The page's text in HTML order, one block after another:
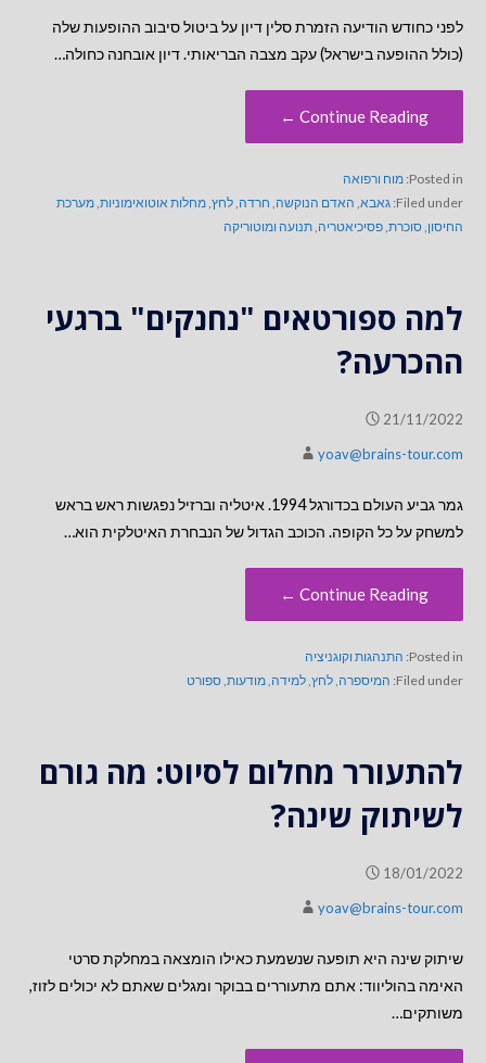
לפני כחודש הודיעה הזמרת סלין דיון על ביטול סיבוב ההופעות שלה
(כולל ההופעה בישראל) עקב מצבה הבריאותי. דיון אובחנה כחולה…
Continue Reading ←
Posted in: מוח ורפואה
Filed under: גאבא, האדם הנוקשה חרדה לחץ, מחלות אוטואימוניות, מערכת
החיסון סוכרת, פסיכיאטריה תנועה ומוטוריקה
למה ספורטאים "נחנקים" ברגעי
ההכרעה?
21/11/2022
yoav@brains-tour.com
גמר גביע העולם בכדורגל 1994. איטליה וברזיל נפגשות ראש בראש
למשחק על כל הקופה. הכוכב הגדול של הנבחרת האיטלקית הוא…
Continue Reading ←
Posted in: התנהגות וקוגניציה
Filed under: המיספרה לחץ, למידה מודעות, ספורט
להתעורר מחלום לסיוט: מה גורם
לשיתוק שינה?
18/01/2022
yoav@brains-tour.com
שיתוק שינה היא תופעה שנשמעת כאילו הומצאה במחלקת סרטי
האימה בהוליווד: אתם מתעוררים בבוקר ומגלים שאתם לא יכולים לזוז,
משותקים…